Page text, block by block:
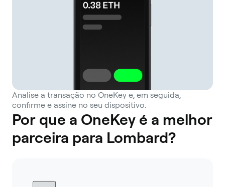
Analise a transação no OneKey e, em seguida,
confirme e assine no seu dispositivo.
Por que a OneKey é a melhor
parceira para Lombard?